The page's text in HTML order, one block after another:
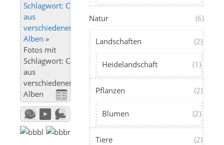
Schlagwort: Calci
aus
verschiedenen
Alben »
Fotos mit
Schlagwort: Calci
aus
verschiedenen
Alben
Natur (6)
Landschaften (2)
Heidelandschaft (1)
Pflanzen (2)
Blumen (2)
Tiere (2)